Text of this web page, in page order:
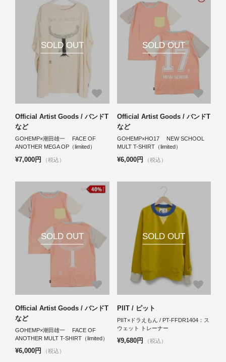
SOLD OUT
Official Artist Goods / バンドT
など
GOHEMP×潮田雄一 FACE OF
ANOTHER MEGA OP（limited）
¥7,000円 （税込）
SOLD OUT
Official Artist Goods / バンドT
など
GOHEMP×HO17 NEW SCHOOL
MULT T-SHIRT（limited）
¥6,000円 （税込）
SOLD OUT
Official Artist Goods / バンドT
など
GOHEMP×潮田雄一 FACE OF
ANOTHER MULT T-SHIRT（limited）
¥6,000円 （税込）
SOLD OUT
PIIT / ピット
PIIT×ドラえもん / PT-FFDR1404：ス
ウェット トレーナー
¥9,680円 （税込）